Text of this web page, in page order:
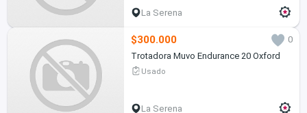
La Serena
$300.000
0
Trotadora Muvo Endurance 20 Oxford
Usado
La Serena